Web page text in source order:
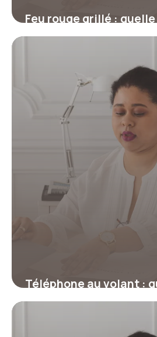
Feu rouge grillé :
combien de points ?
Téléphone au volant :
et combien de points ?